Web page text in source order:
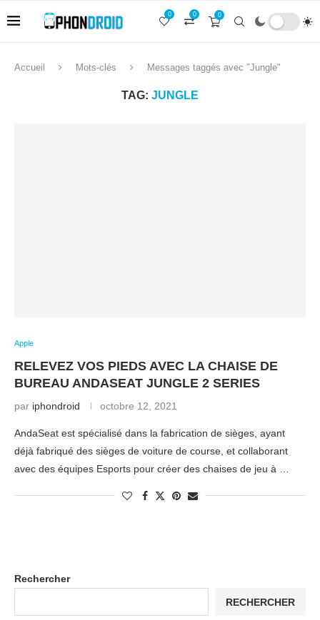
0
0
0
Accueil Mots-clés Messages taggés avec "Jungle"
TAG: JUNGLE
Apple
RELEVEZ VOS PIEDS AVEC LA CHAISE DE
BUREAU ANDASEAT JUNGLE 2 SERIES
par iphondroid octobre 12, 2021
AndaSeat est spécialisé dans la fabrication de sièges, ayant
déjà fabriqué des sièges de voiture de course, et collaborant
avec des équipes Esports pour créer des chaises de jeu à …
Rechercher
RECHERCHER